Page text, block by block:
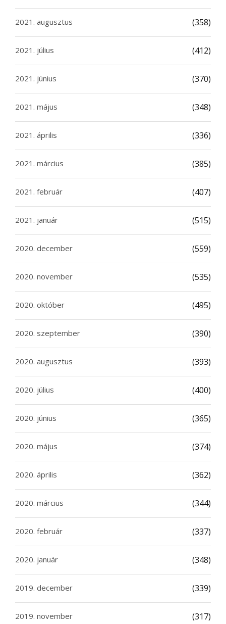
2021. augusztus (358)
2021. július (412)
2021. június (370)
2021. május (348)
2021. április (336)
2021. március (385)
2021. február (407)
2021. január (515)
2020. december (559)
2020. november (535)
2020. október (495)
2020. szeptember (390)
2020. augusztus (393)
2020. július (400)
2020. június (365)
2020. május (374)
2020. április (362)
2020. március (344)
2020. február (337)
2020. január (348)
2019. december (339)
2019. november (317)